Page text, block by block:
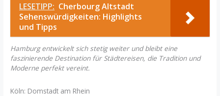
LESETIPP: Cherbourg Altstadt
Sehenswürdigkeiten: Highlights
und Tipps
Hamburg entwickelt sich stetig weiter und bleibt eine
faszinierende Destination für Städtereisen, die Tradition und
Moderne perfekt vereint.
Köln: Domstadt am Rhein